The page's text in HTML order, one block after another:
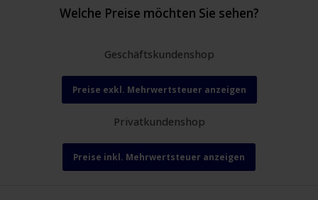
Welche Preise möchten Sie sehen?
Geschäftskundenshop
Preise exkl. Mehrwertsteuer anzeigen
Privatkundenshop
Preise inkl. Mehrwertsteuer anzeigen